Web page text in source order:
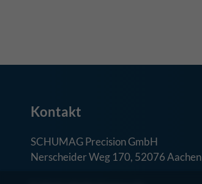
Kontakt
SCHUMAG Precision GmbH
Nerscheider Weg 170, 52076 Aachen